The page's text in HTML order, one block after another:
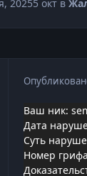
20255 октв
Ваш ник:
Дата
Суть
Номер